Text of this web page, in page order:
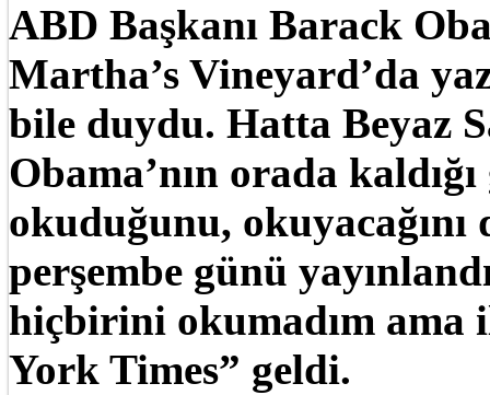
ABD Başkanı Barack
Martha’s Vineyard’da
bile duydu. Hatta Beyaz
Obama’nın orada
okuduğunu,
perşembe günü
hiçbirini okumadım ama
York Times” geldi.